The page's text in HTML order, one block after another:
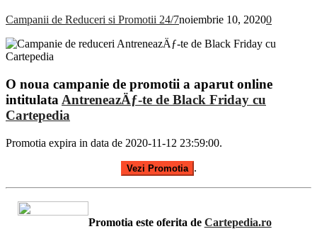
Campanii de Reduceri si Promotii 24/7noiembrie 10, 20200
O noua campanie de promotii a aparut online
intitulata AntreneazÄƒ-te de Black Friday cu
Cartepedia
Promotia expira in data de 2020-11-12 23:59:00.
Vezi Promotia .
Promotia este oferita de Cartepedia.ro